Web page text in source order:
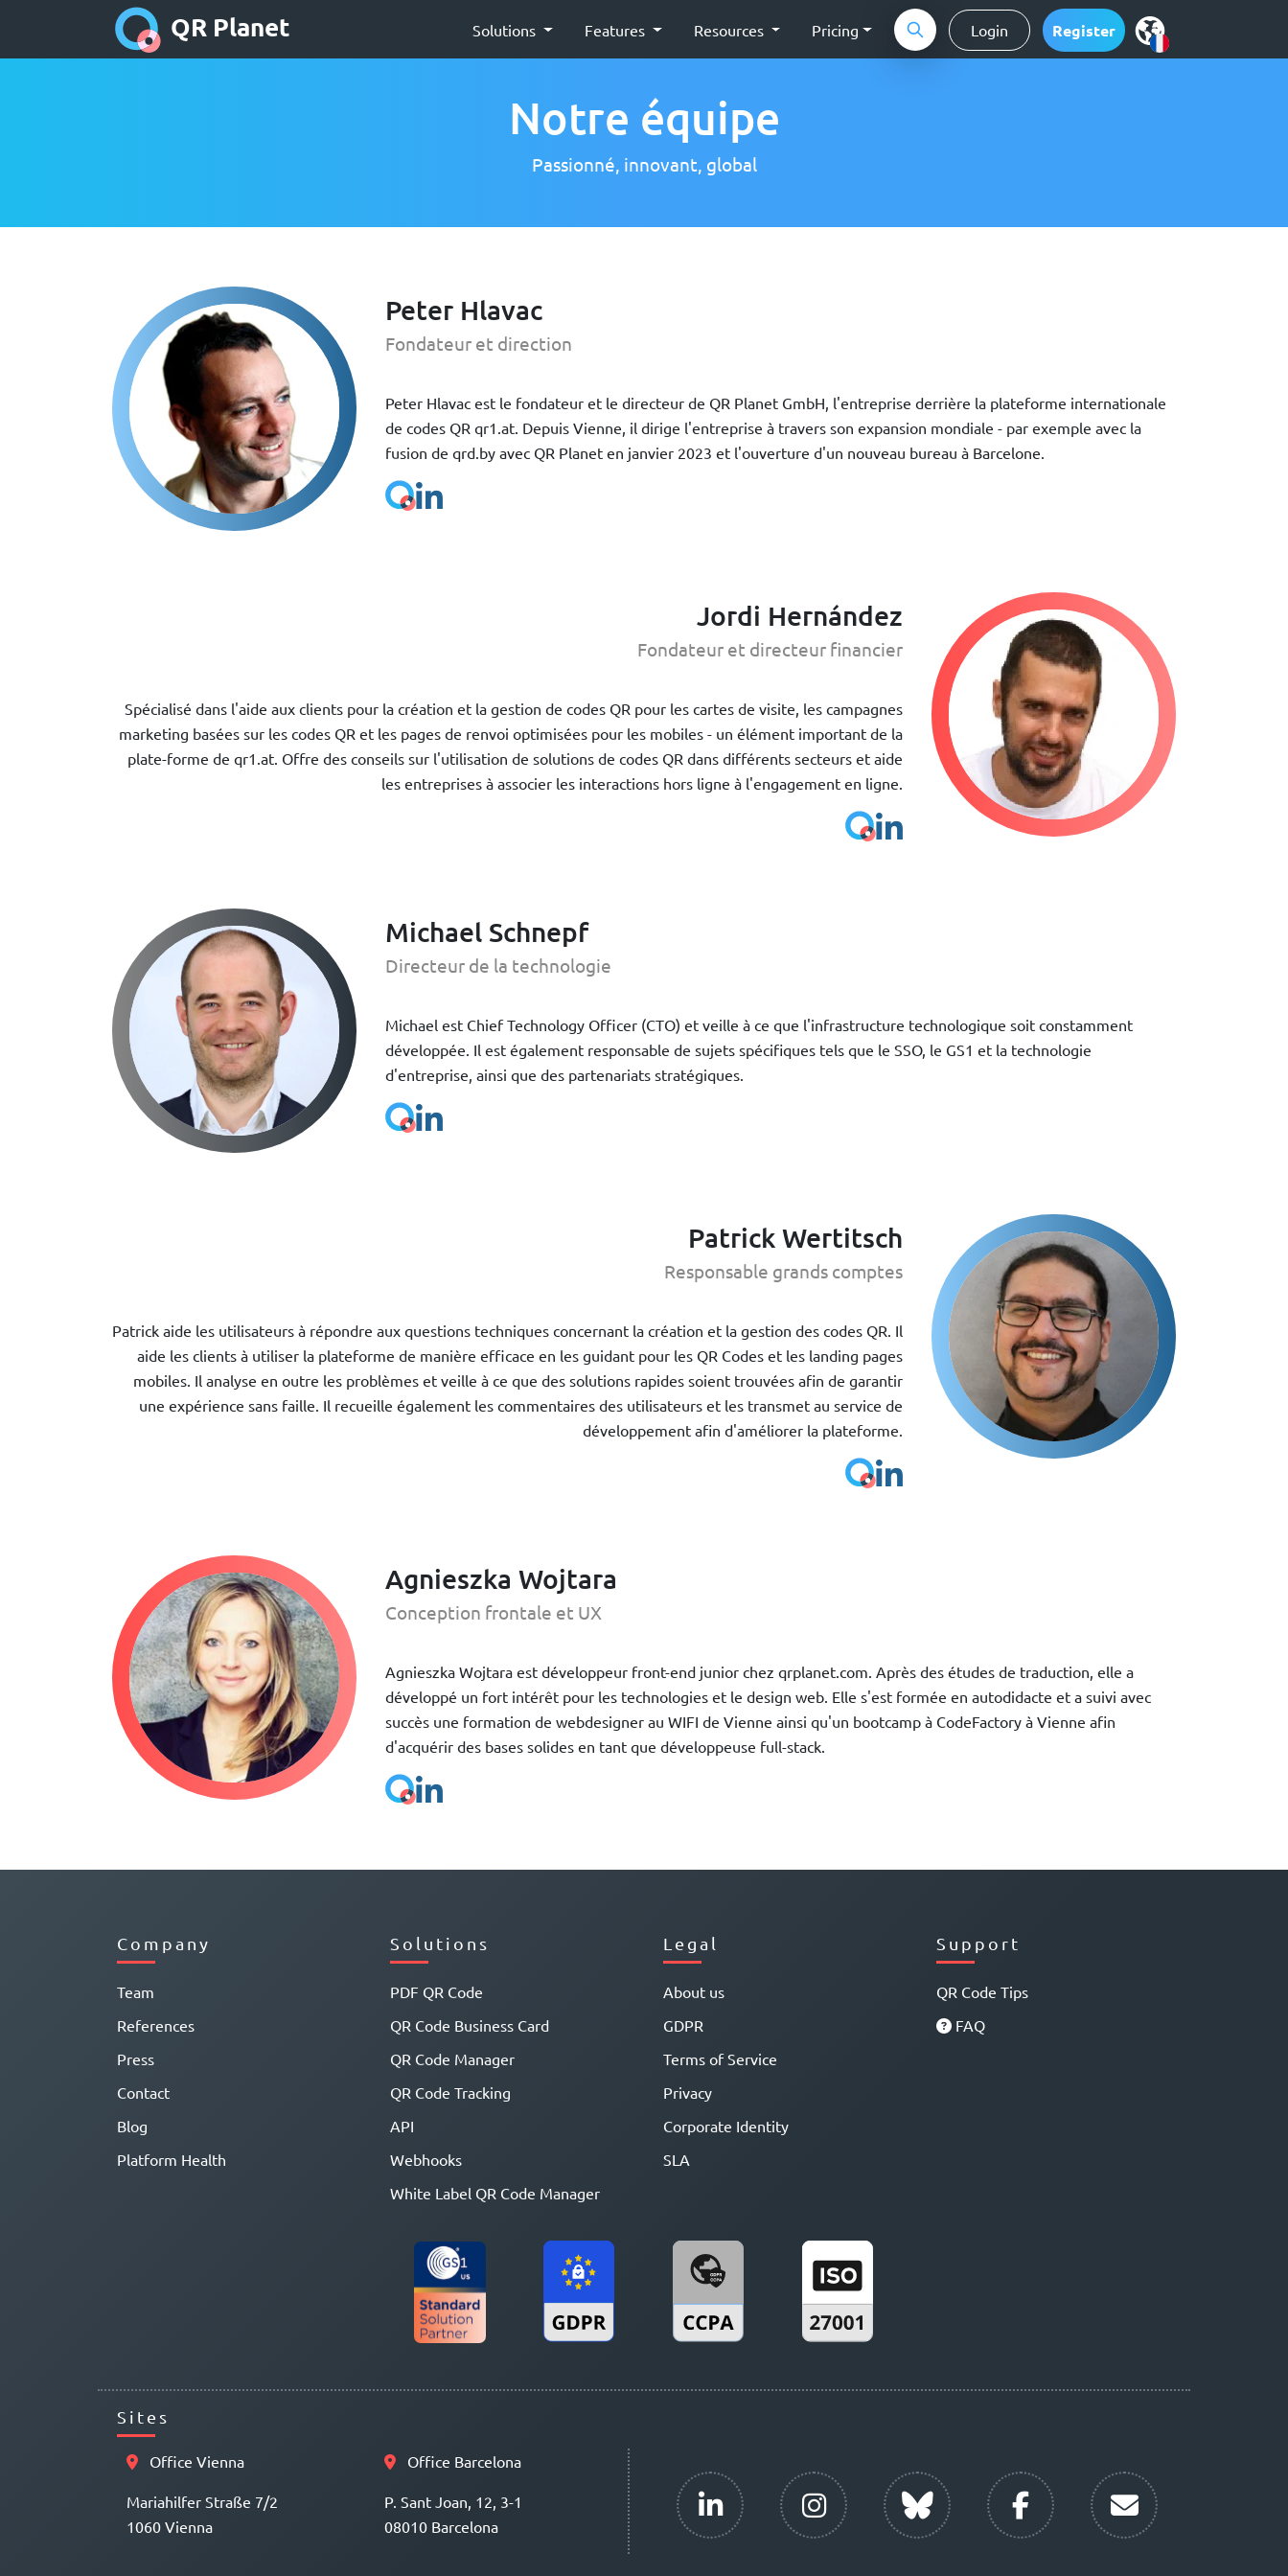
QR Planet Solutions Features Resources Pricing Login Register
Notre équipe
Passionné, innovant, global
Peter Hlavac
Fondateur et direction
Peter Hlavac est le fondateur et le directeur de QR Planet GmbH, l'entreprise derrière la plateforme internationale
de codes QR qr1.at. Depuis Vienne, il dirige l'entreprise à travers son expansion mondiale - par exemple avec la
fusion de qrd.by avec QR Planet en janvier 2023 et l'ouverture d'un nouveau bureau à Barcelone.
Jordi Hernández
Fondateur et directeur financier
Spécialisé dans l'aide aux clients pour la création et la gestion de codes QR pour les cartes de visite, les campagnes
marketing basées sur les codes QR et les pages de renvoi optimisées pour les mobiles - un élément important de la
plate-forme de qr1.at. Offre des conseils sur l'utilisation de solutions de codes QR dans différents secteurs et aide
les entreprises à associer les interactions hors ligne à l'engagement en ligne.
Michael Schnepf
Directeur de la technologie
Michael est Chief Technology Officer (CTO) et veille à ce que l'infrastructure technologique soit constamment
développée. Il est également responsable de sujets spécifiques tels que le SSO, le GS1 et la technologie
d'entreprise, ainsi que des partenariats stratégiques.
Patrick Wertitsch
Responsable grands comptes
Patrick aide les utilisateurs à répondre aux questions techniques concernant la création et la gestion des codes QR. Il
aide les clients à utiliser la plateforme de manière efficace en les guidant pour les QR Codes et les landing pages
mobiles. Il analyse en outre les problèmes et veille à ce que des solutions rapides soient trouvées afin de garantir
une expérience sans faille. Il recueille également les commentaires des utilisateurs et les transmet au service de
développement afin d'améliorer la plateforme.
Agnieszka Wojtara
Conception frontale et UX
Agnieszka Wojtara est développeur front-end junior chez qrplanet.com. Après des études de traduction, elle a
développé un fort intérêt pour les technologies et le design web. Elle s'est formée en autodidacte et a suivi avec
succès une formation de webdesigner au WIFI de Vienne ainsi qu'un bootcamp à CodeFactory à Vienne afin
d'acquérir des bases solides en tant que développeuse full-stack.
Company
Team
References
Press
Contact
Blog
Platform Health
Solutions
PDF QR Code
QR Code Business Card
QR Code Manager
QR Code Tracking
API
Webhooks
White Label QR Code Manager
Legal
About us
GDPR
Terms of Service
Privacy
Corporate Identity
SLA
Support
QR Code Tips
FAQ
Sites
Office Vienna
Mariahilfer Straße 7/2
1060 Vienna
Office Barcelona
P. Sant Joan, 12, 3-1
08010 Barcelona